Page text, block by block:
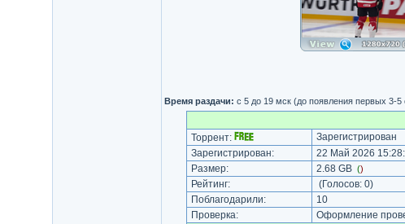
Время раздачи: с 5 до 19 мск (до появления первых 3-5
Торрент:
Зарегистрирован
Зарегистрирован:
22 Май 2026
Размер:
2.68 GB ()
Рейтинг: (Голосов: 0)
Поблагодарили:
10
Проверка:
Оформление